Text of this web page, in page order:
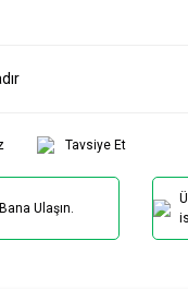
Tavsiye Et
Bana Ulaşın.